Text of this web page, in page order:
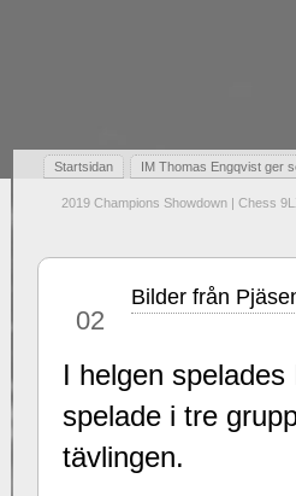
Startsidan IM Thomas Engqvist ger
2019 Champions Showdown | Chess
02
Bilder från
I helgen
spelade i tre
tävlingen.